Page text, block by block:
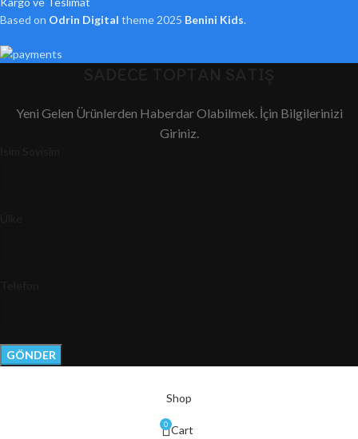
Based on Odrin Digital theme 2025 Benini Kids.
Yeni Gelen Ürünlerden Haberdar Olabilmek. İçin Bilgilerinizi
Giriniz.
Shop
0 Cart